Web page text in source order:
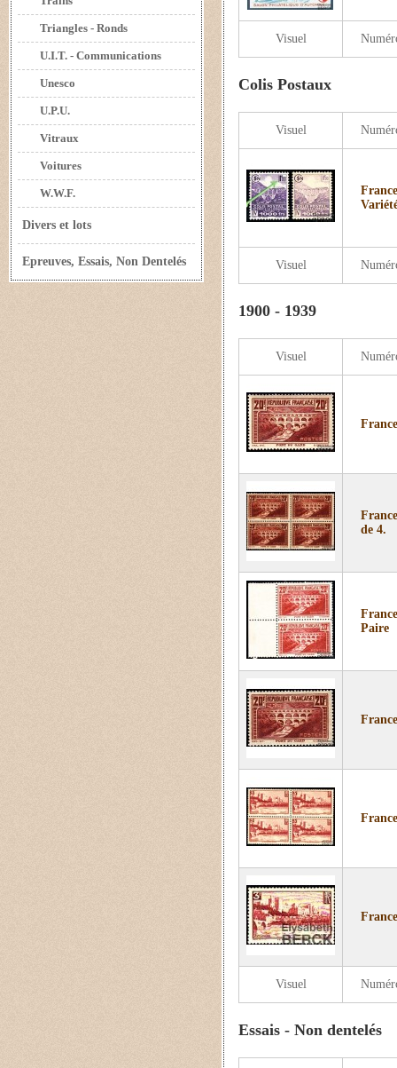
Triangles - Ronds
U.I.T. - Communications
Unesco
U.P.U.
Vitraux
Voitures
W.W.F.
Divers et lots
Epreuves, Essais, Non Dentelés
Visuel
Colis Postaux
Visuel
Visuel
1900 - 1939
Visuel
Visuel
de 4.
Paire
Essais - Non dentelés